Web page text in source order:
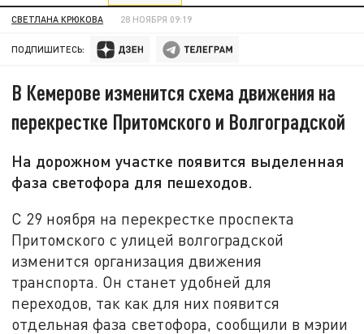
СВЕТЛАНА КРЮКОВА 28 НОЯБРЯ 09:19
ПОДПИШИТЕСЬ:
В Кемерове изменится схема движения на
перекрестке Притомского и Волгоградской
На дорожном участке появится выделенная
фаза светофора для пешеходов.
С 29 ноября на перекрестке проспекта
Притомского с улицей волгоградской
изменится организация движения
транспорта. Он станет удобней для
переходов, так как для них появится
отдельная фаза светофора, сообщили в мэрии